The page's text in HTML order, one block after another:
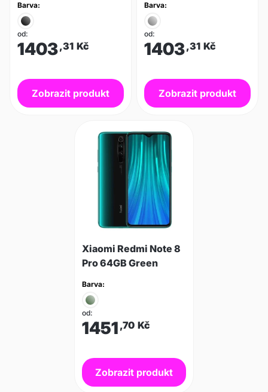
Barva:
od:
1403,31 Kč
Zobrazit produkt
Barva:
od:
1403,31 Kč
Zobrazit produkt
Xiaomi Redmi Note 8
Pro 64GB Green
Barva:
od:
1451 ,70 Kč
Zobrazit produkt